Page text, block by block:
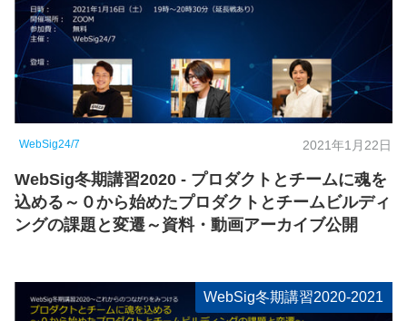
WebSig24/7 2021年1月22日
WebSig冬期講習2020 - プロダクトとチームに魂を
込める～０から始めたプロダクトとチームビルディ
ングの課題と変遷～資料・動画アーカイブ公開
WebSig冬期講習2020-2021